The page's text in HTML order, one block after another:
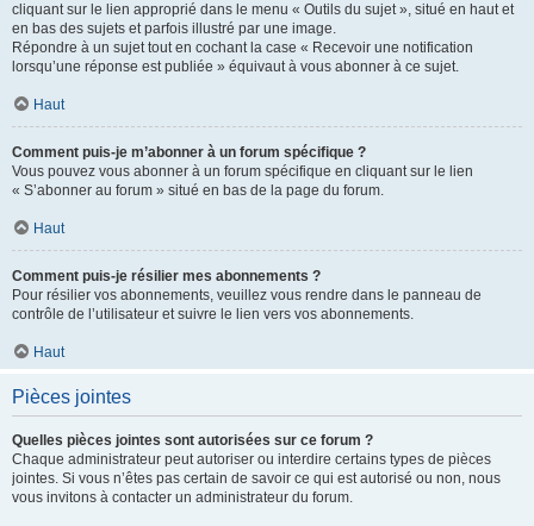
cliquant sur le lien approprié dans le menu « Outils du sujet », situé en haut et
en bas des sujets et parfois illustré par une image.
Répondre à un sujet tout en cochant la case « Recevoir une notification
lorsqu’une réponse est publiée » équivaut à vous abonner à ce sujet.
Haut
Comment puis-je m’abonner à un forum spécifique ?
Vous pouvez vous abonner à un forum spécifique en cliquant sur le lien
« S’abonner au forum » situé en bas de la page du forum.
Haut
Comment puis-je résilier mes abonnements ?
Pour résilier vos abonnements, veuillez vous rendre dans le panneau de
contrôle de l’utilisateur et suivre le lien vers vos abonnements.
Haut
Pièces jointes
Quelles pièces jointes sont autorisées sur ce forum ?
Chaque administrateur peut autoriser ou interdire certains types de pièces
jointes. Si vous n’êtes pas certain de savoir ce qui est autorisé ou non, nous
vous invitons à contacter un administrateur du forum.